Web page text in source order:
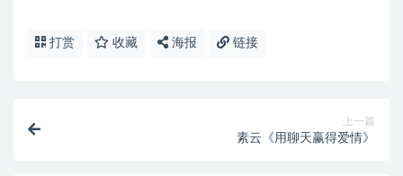
打赏 收藏 海报 链接
上一篇
素云《用聊天赢得爱情》